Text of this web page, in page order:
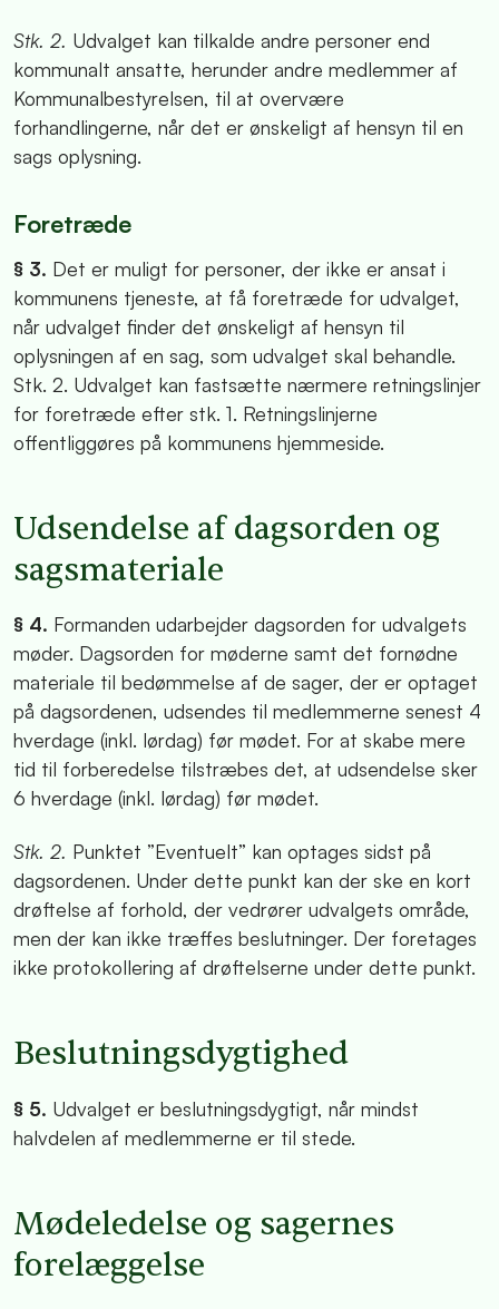
Stk. 2. Udvalget kan tilkalde andre personer end
kommunalt ansatte, herunder andre medlemmer af
Kommunalbestyrelsen, til at overvære
forhandlingerne, når det er ønskeligt af hensyn til en
sags oplysning.
Foretræde
§ 3. Det er muligt for personer, der ikke er ansat i
kommunens tjeneste, at få foretræde for udvalget,
når udvalget finder det ønskeligt af hensyn til
oplysningen af en sag, som udvalget skal behandle.
Stk. 2. Udvalget kan fastsætte nærmere retningslinjer
for foretræde efter stk. 1. Retningslinjerne
offentliggøres på kommunens hjemmeside.
Udsendelse af dagsorden og
sagsmateriale
§ 4. Formanden udarbejder dagsorden for udvalgets
møder. Dagsorden for møderne samt det fornødne
materiale til bedømmelse af de sager, der er optaget
på dagsordenen, udsendes til medlemmerne senest 4
hverdage (inkl. lørdag) før mødet. For at skabe mere
tid til forberedelse tilstræbes det, at udsendelse sker
6 hverdage (inkl. lørdag) før mødet.
Stk. 2. Punktet ”Eventuelt” kan optages sidst på
dagsordenen. Under dette punkt kan der ske en kort
drøftelse af forhold, der vedrører udvalgets område,
men der kan ikke træffes beslutninger. Der foretages
ikke protokollering af drøftelserne under dette punkt.
Beslutningsdygtighed
§ 5. Udvalget er beslutningsdygtigt, når mindst
halvdelen af medlemmerne er til stede.
Mødeledelse og sagernes
forelæggelse